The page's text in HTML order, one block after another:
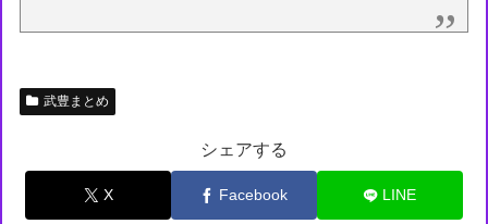
武豊まとめ
シェアする
X Facebook LINE